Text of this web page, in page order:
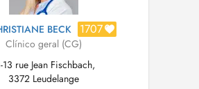
BECK 1707
Clínico geral (CG)
13 rue Jean Fischbach,
3372 Leudelange